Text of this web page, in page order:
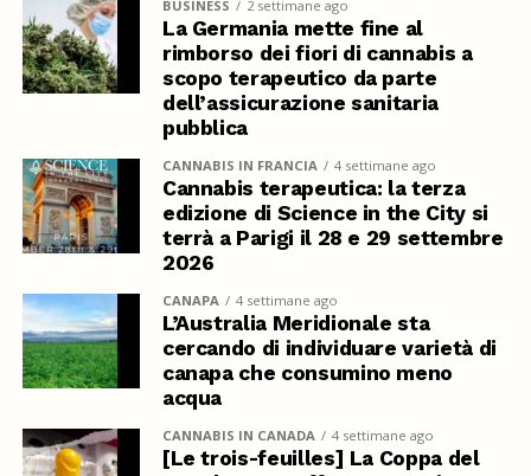
BUSINESS 2 settimane ago
La Germania mette fine al
rimborso dei fiori di cannabis a
scopo terapeutico da parte
dell’assicurazione sanitaria
pubblica
CANNABIS IN FRANCIA 4 settimane ago
Cannabis terapeutica: la terza
edizione di Science in the City si
terrà a Parigi il 28 e 29 settembre
2026
CANAPA 4 settimane ago
L’Australia Meridionale sta
cercando di individuare varietà di
canapa che consumino meno
acqua
CANNABIS IN CANADA 4 settimane ago
[Le trois-feuilles] La Coppa del